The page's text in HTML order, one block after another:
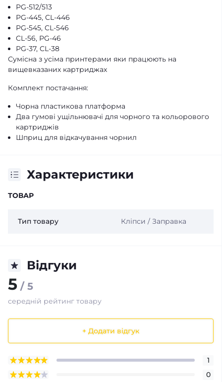
PG-512/513
PG-445, CL-446
PG-545, CL-546
CL-56, PG-46
PG-37, CL-38
Сумісна з усіма принтерами яки працюють на
вищевказаних картриджах
Комплект постачання:
Чорна пластикова платформа
Два гумові ущільнювачі для чорного та кольорового
картриджів
Шприц для відкачування чорнил
Характеристики
ТОВАР
Тип товару Кліпси / Заправка
Відгуки
5 / 5
середній рейтинг товару
+ Додати відгук
1
0